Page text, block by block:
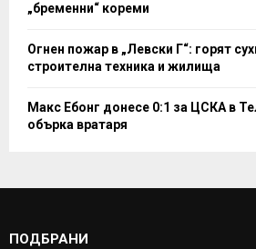
„бременни“ кореми
Огнен пожар в „Левски Г“: горят
строителна техника и жилища
Макс Ебонг донесе 0:1 за ЦСКА в
обърка вратаря
ПОДБРАНИ